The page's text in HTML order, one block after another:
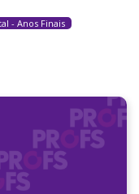
- Anos Finais